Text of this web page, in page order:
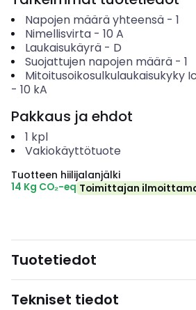
Napojen määrä yhteensä- 1
Nimellisvirta- 10 A
Laukaisukäyrä- D
Suojattujen napojen määrä- 1
Mitoitusoikosulkulaukaisukyky
- 10 kA
Pakkaus ja ehdot
1 kpl
Vakiokäyttötuote
Tuotteen hiilijalanjälki
14 Kg CO₂-eq Toimittajan
Tuotetiedot
Tekniset tiedot